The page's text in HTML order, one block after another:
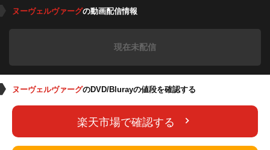
ヌーヴェルヴァーグの動画配信情報
現在未配信
ヌーヴェルヴァーグのDVD/Blurayの値段を確認する
楽天市場で確認する